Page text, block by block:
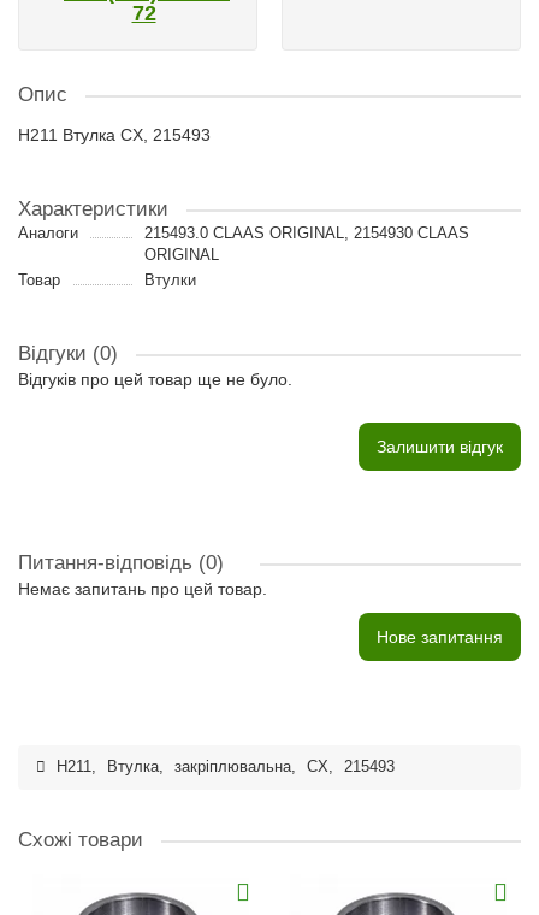
72
Опис
H211 Втулка CX, 215493
Характеристики
Аналоги
215493.0 CLAAS ORIGINAL, 2154930 CLAAS
ORIGINAL
Товар
Втулки
Відгуки (0)
Відгуків про цей товар ще не було.
Залишити відгук
Питання-відповідь (0)
Немає запитань про цей товар.
Нове запитання
H211, Втулка, закріплювальна, CX, 215493
Схожі товари